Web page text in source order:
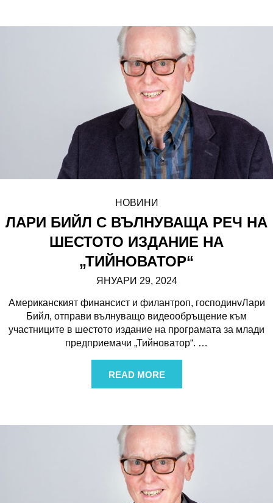
НОВИНИ
ЛАРИ БИЙЛ С ВЪЛНУВАЩА РЕЧ НА
ШЕСТОТО ИЗДАНИЕ НА
„ТИЙНОВАТОР“
ЯНУАРИ 29, 2024
Американският финансист и филантроп, господинvЛари
Бийл, отправи вълнуващо видеообръщение към
участниците в шестото издание на програмата за млади
предприемачи „Тийноватор“. …
READ MORE